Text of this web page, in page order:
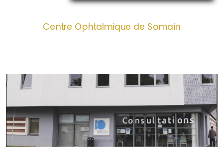
Centre Ophtalmique de Somain